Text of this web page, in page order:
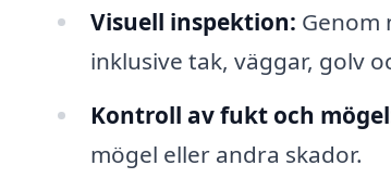
Visuell inspektion: Genom
inklusive tak, väggar, golv
Kontroll av fukt och
mögel eller andra skador.